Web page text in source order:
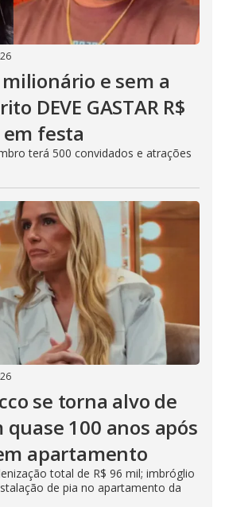
e sem a
DEVE GASTAR R$
festa
terá 500 convidados e atrações
se torna alvo de
100 anos após
apartamento
total de R$ 96 mil; imbróglio
de pia no apartamento da